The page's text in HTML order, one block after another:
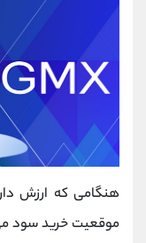
هنگامی که ارزش
موقعیت خرید سود